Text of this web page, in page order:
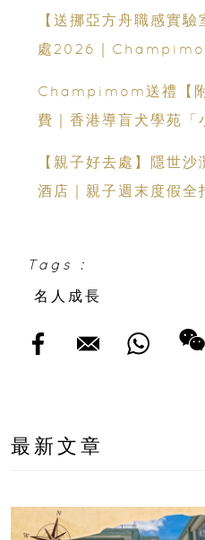
【送挪亞方舟職感實
處2026｜
Champimom送禮【
費｜香港導盲犬學苑「
【親子好去處】隱世
酒店｜親子週末度假全
Tags :
名人成長
最新文章